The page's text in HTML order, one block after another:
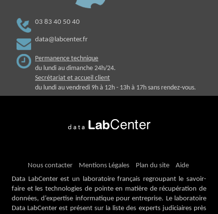
03 83 40 50 40
data@labcenter.fr
Permanence technique
du lundi au dimanche 24h/24.
Secrétariat et accueil client
du lundi au vendredi 9h à 12h - 13h à 17h sans rendez-vous.
Nous contacter Mentions Légales Plan du site
Aide
Data LabCenter est un laboratoire français regroupant le savoir-
faire et les technologies de pointe en matière de récupération de
données, d’expertise informatique pour entreprise. Le laboratoire
Data LabCenter est présent sur la liste des experts judiciaires près